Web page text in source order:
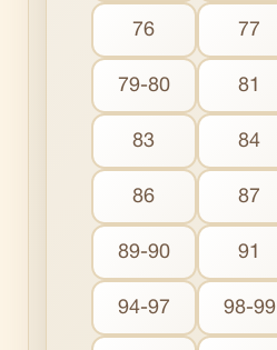
76 77
79-80 81
83 84
86 87
89-90 91
94-97 98-99